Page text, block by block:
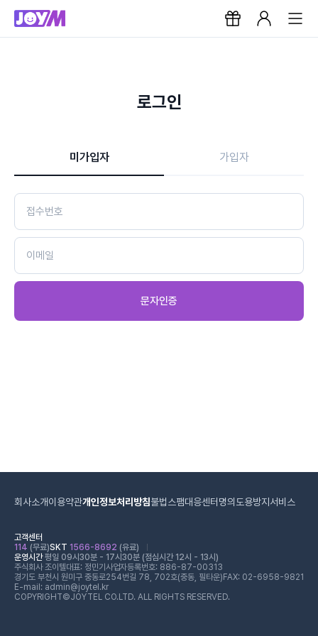
로그인
미가입자 가입자
문자인증
회사소개이용약관개인정보처리방침불법스팸대응센터 명의도용방지서비스
고객센터
114 (무료)SKT 1566-8692 (유료)
운영시간평일 09시30분 - 17시30분 (점심시간 12시 - 13시)
주식회사 조이텔대표: 정민기 사업자등록번호: 886-87-00313
경기도 부천시 원미구 중동로254번길 78, 702호(중동, 필타운) FAX: 02-6958-9821
E-mail: admin@joytel.kr
COPYRIGHT©JOYTEL CO.LTD. ALL RIGHTS RESERVED.